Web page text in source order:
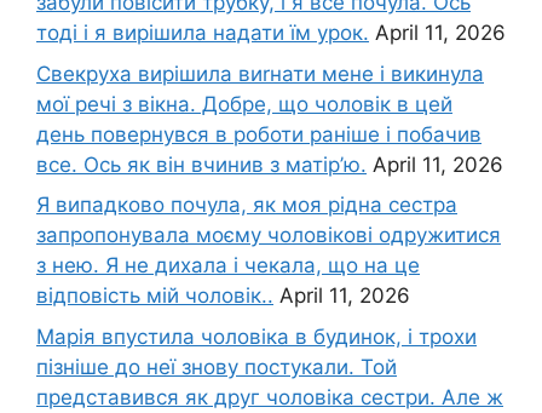
тоді і я вирішила надати їм урок. April 11, 2026
Свекруха вирішила виrнати мене і викинула
мої речі з вікна. Добре, що чоловік в цей
день повернувся в роботи раніше і побачив
все. Ось як він вчинив з матір’ю. April 11, 2026
Я випадково почула, як моя рідна сестра
запропонувала моєму чоловікові одружитися
з нею. Я не дихала і чекала, що на це
відповість мій чоловік.. April 11, 2026
Марія впустила чоловіка в будинок, і трохи
пізніше до неї знову постукали. Той
представився як друг чоловіка сестри. Але ж